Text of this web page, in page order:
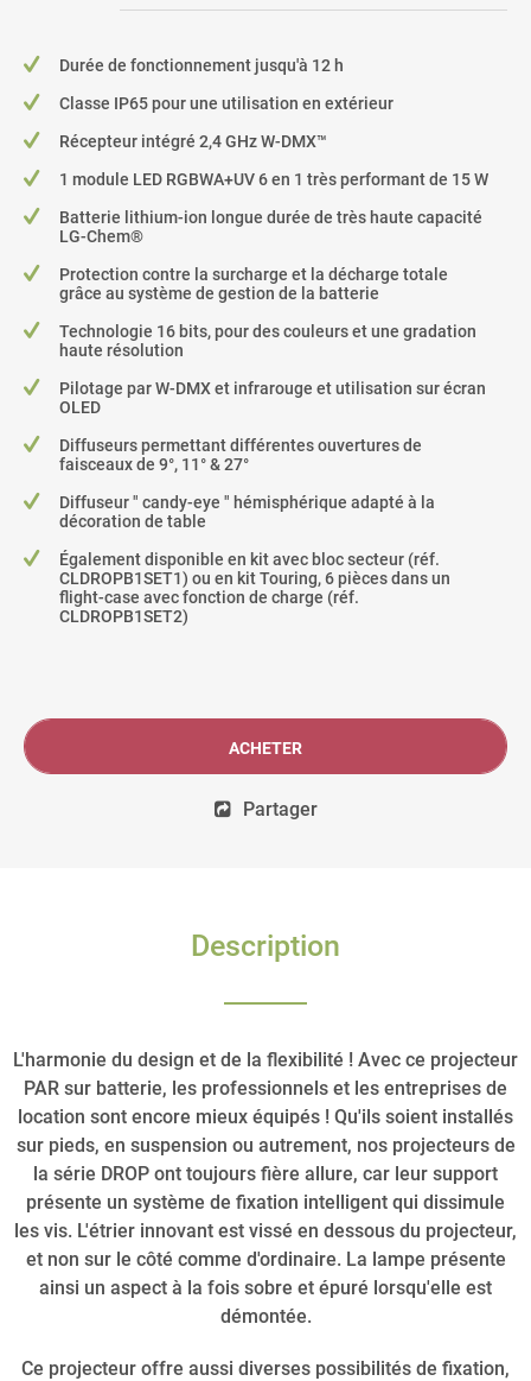
Durée de fonctionnement jusqu'à 12 h
Classe IP65 pour une utilisation en extérieur
Récepteur intégré 2,4 GHz W-DMX™
1 module LED RGBWA+UV 6 en 1 très performant de 15 W
Batterie lithium-ion longue durée de très haute capacité
LG-Chem®
Protection contre la surcharge et la décharge totale
grâce au système de gestion de la batterie
Technologie 16 bits, pour des couleurs et une gradation
haute résolution
Pilotage par W-DMX et infrarouge et utilisation sur écran
OLED
Diffuseurs permettant différentes ouvertures de
faisceaux de 9°, 11° & 27°
Diffuseur " candy-eye " hémisphérique adapté à la
décoration de table
Également disponible en kit avec bloc secteur (réf.
CLDROPB1SET1) ou en kit Touring, 6 pièces dans un
flight-case avec fonction de charge (réf.
CLDROPB1SET2)
ACHETER
Partager
Description
L'harmonie du design et de la flexibilité ! Avec ce projecteur
PAR sur batterie, les professionnels et les entreprises de
location sont encore mieux équipés ! Qu'ils soient installés
sur pieds, en suspension ou autrement, nos projecteurs de
la série DROP ont toujours fière allure, car leur support
présente un système de fixation intelligent qui dissimule
les vis. L'étrier innovant est vissé en dessous du projecteur,
et non sur le côté comme d'ordinaire. La lampe présente
ainsi un aspect à la fois sobre et épuré lorsqu'elle est
démontée.
Ce projecteur offre aussi diverses possibilités de fixation,